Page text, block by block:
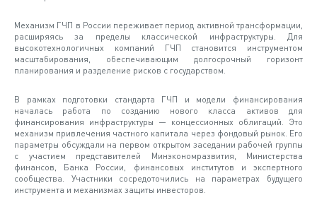
Механизм ГЧП в России переживает период активной трансформации,
расширяясь за пределы классической инфраструктуры. Для
высокотехнологичных компаний ГЧП становится инструментом
масштабирования, обеспечивающим долгосрочный горизонт
планирования и разделение рисков с государством.
В рамках подготовки стандарта ГЧП и модели финансирования
началась работа по созданию нового класса активов для
финансирования инфраструктуры — концессионных облигаций. Это
механизм привлечения частного капитала через фондовый рынок. Его
параметры обсуждали на первом открытом заседании рабочей группы
с участием представителей Минэкономразвития, Министерства
финансов, Банка России, финансовых институтов и экспертного
сообщества. Участники сосредоточились на параметрах будущего
инструмента и механизмах защиты инвесторов.